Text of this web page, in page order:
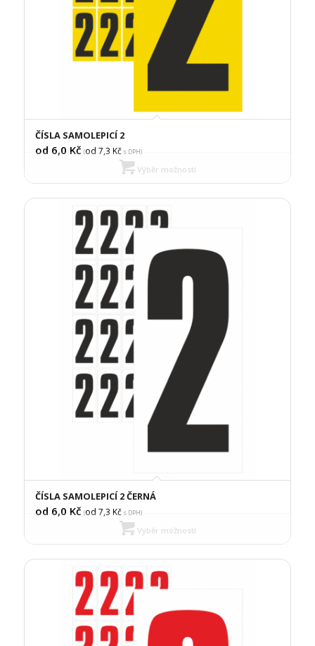
ČÍSLA SAMOLEPICÍ 2
od 6,0 Kč (od 7,3 Kčs DPH)
Výběr možností
ČÍSLA SAMOLEPICÍ 2 ČERNÁ
od 6,0 Kč (od 7,3 Kčs DPH)
Výběr možností